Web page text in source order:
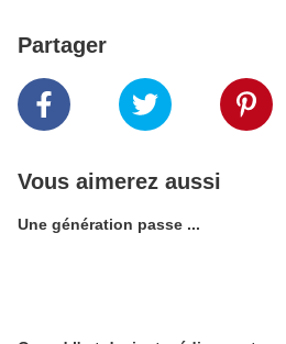
Partager
Vous aimerez aussi
Une génération passe ...